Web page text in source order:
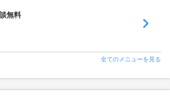
無料
全てのメニューを見る